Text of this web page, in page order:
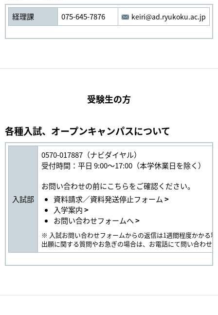
経理課 075-645-7876 keiri@ad.ryukoku.ac.jp
受験生の方
各種入試、オープンキャンパスについて
入試部
0570-017887（ナビダイヤル）
受付時間：平日 9:00～17:00（本学休業日を除く）
お問い合わせの前にこちらをご確認ください。
資料請求／資料発送停止フォーム
入学案内
お問い合わせフォームへ
※ 入試お問い合わせフォームからの返信は1週間程度かかる
出願に関する質問やお急ぎの場合は、お電話にて問い合わせ